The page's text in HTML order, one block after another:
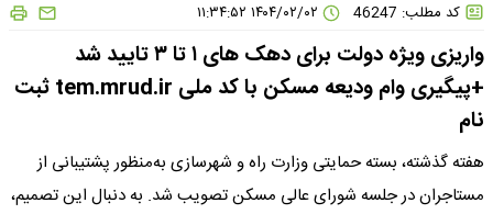
کد مطلب: 46247
واریزی ویژه دولت برای دهک های ۱ تا ۳ تایید شد
+پیگیری وام ودیعه مسکن با کد ملی tem.mrud.ir ثبت
نام
هفته گذشته، بسته حمایتی وزارت راه و شهرسازی به‌منظور پشتیبانی از
مستاجران در جلسه شورای عالی مسکن تصویب شد. به دنبال این تصمیم،